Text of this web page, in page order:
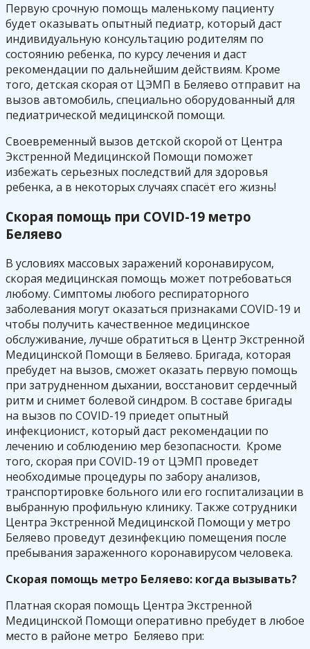
Первую срочную помощь маленькому пациенту
будет оказывать опытный педиатр, который даст
индивидуальную консультацию родителям по
состоянию ребенка, по курсу лечения и даст
рекомендации по дальнейшим действиям. Кроме
того, детская скорая от ЦЭМП в Беляево отправит на
вызов автомобиль, специально оборудованный для
педиатрической медицинской помощи.
Своевременный вызов детской скорой от Центра
Экстренной Медицинской Помощи поможет
избежать серьезных последствий для здоровья
ребенка, а в некоторых случаях спасёт его жизнь!
Скорая помощь при COVID-19 метро
Беляево
В условиях массовых заражений коронавирусом,
скорая медицинская помощь может потребоваться
любому. Симптомы любого респираторного
заболевания могут оказаться признаками COVID-19 и
чтобы получить качественное медицинское
обслуживание, лучше обратиться в Центр Экстренной
Медицинской Помощи в Беляево. Бригада, которая
пребудет на вызов, сможет оказать первую помощь
при затрудненном дыхании, восстановит сердечный
ритм и снимет болевой синдром. В составе бригады
на вызов по COVID-19 приедет опытный
инфекционист, который даст рекомендации по
лечению и соблюдению мер безопасности. Кроме
того, скорая при COVID-19 от ЦЭМП проведет
необходимые процедуры по забору анализов,
транспортировке больного или его госпитализации в
выбранную профильную клинику. Также сотрудники
Центра Экстренной Медицинской Помощи у метро
Беляево проведут дезинфекцию помещения после
пребывания зараженного коронавирусом человека.
Скорая помощь метро Беляево: когда вызывать?
Платная скорая помощь Центра Экстренной
Медицинской Помощи оперативно пребудет в любое
место в районе метро Беляево при: